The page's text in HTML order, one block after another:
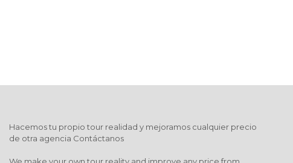
Hacemos tu propio tour realidad y mejoramos cualquier precio
de otra agencia Contáctanos
We make your own tour reality and improve any price from